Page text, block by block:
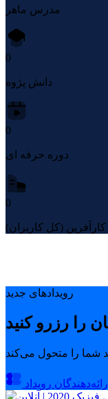
مدرس ماهر
0
دانش پژوه
0
دوره حرفه ای
0
کارآفرین (کل کاربران)
رویدادهای جدید
ارائه‌دهندگان رویداد